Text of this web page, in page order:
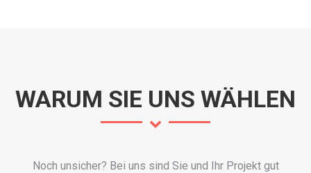
WARUM SIE UNS WÄHLEN
Noch unsicher? Bei uns sind Sie und Ihr Projekt gut